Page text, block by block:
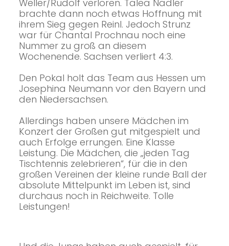
Weller/Rudolf verloren. Talea Nadler
brachte dann noch etwas Hoffnung mit
ihrem Sieg gegen Reinl. Jedoch Strunz
war für Chantal Prochnau noch eine
Nummer zu groß an diesem
Wochenende. Sachsen verliert 4:3.
Den Pokal holt das Team aus Hessen um
Josephina Neumann vor den Bayern und
den Niedersachsen.
Allerdings haben unsere Mädchen im
Konzert der Großen gut mitgespielt und
auch Erfolge errungen. Eine Klasse
Leistung. Die Mädchen, die „jeden Tag
Tischtennis zelebrieren“, für die in den
großen Vereinen der kleine runde Ball der
absolute Mittelpunkt im Leben ist, sind
durchaus noch in Reichweite. Tolle
Leistungen!